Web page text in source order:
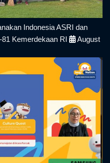
Indonesia ASRI dan
Kemerdekaan RI
August